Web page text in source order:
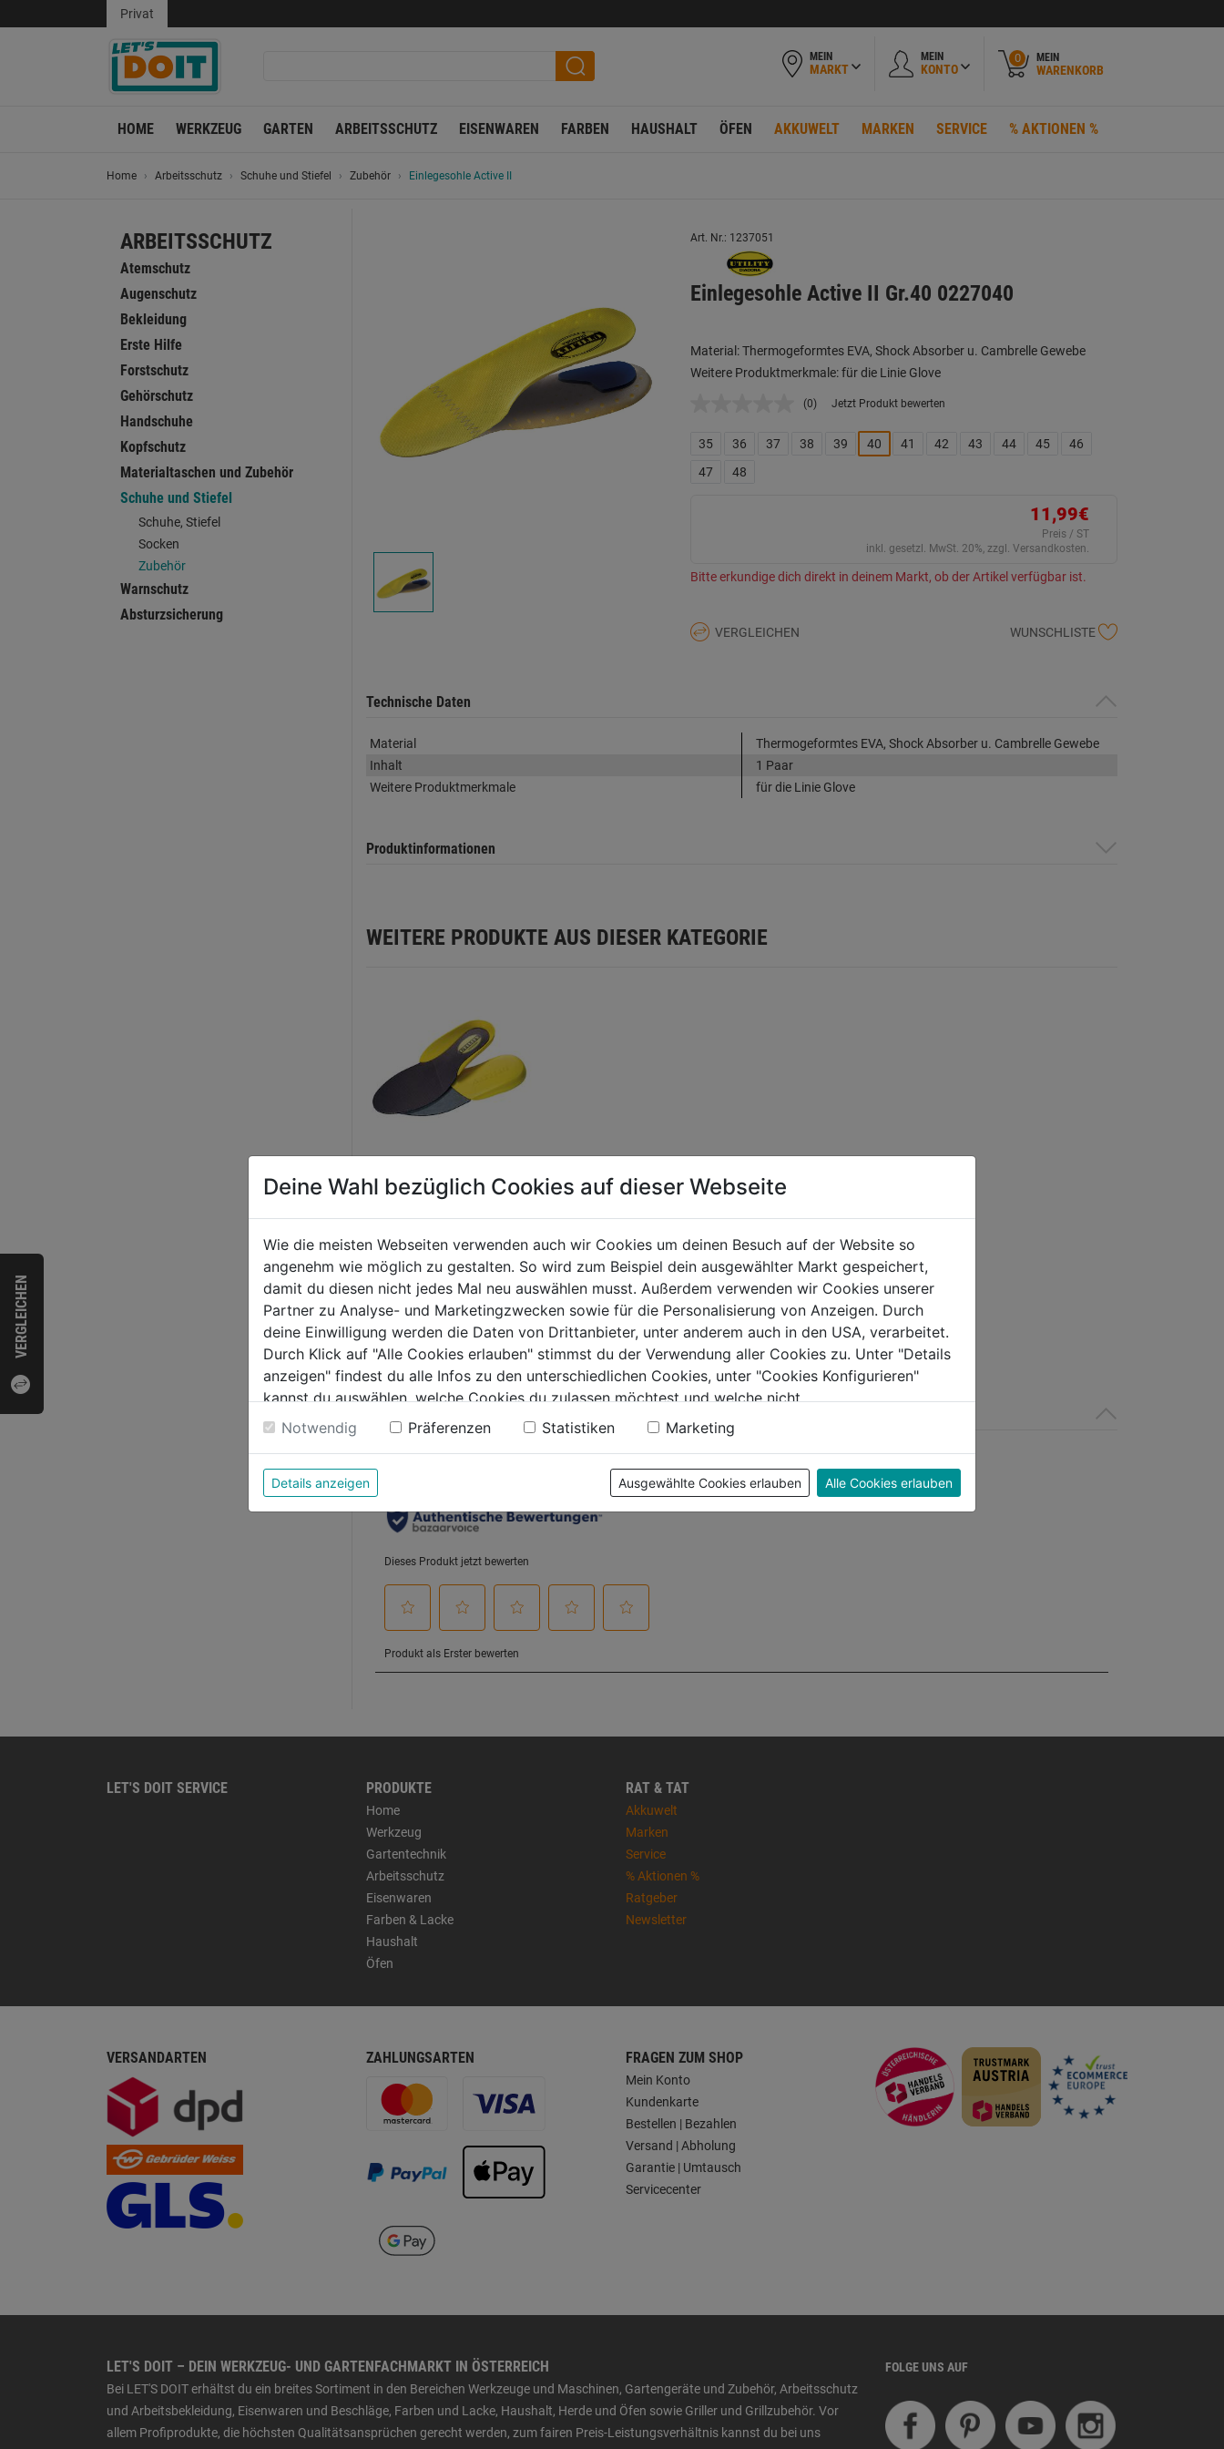
VERGLEICHEN
Privat
MEIN
MARKT
MEIN
KONTO
0 MEIN
WARENKORB
HOME WERKZEUG GARTEN ARBEITSSCHUTZ EISENWAREN FARBEN HAUSHALT ÖFEN AKKUWELT MARKEN SERVICE % AKTIONEN %
Home Arbeitsschutz Schuhe und Stiefel Zubehör Einlegesohle Active II
ARBEITSSCHUTZ
Atemschutz
Augenschutz
Bekleidung
Erste Hilfe
Forstschutz
Gehörschutz
Handschuhe
Kopfschutz
Materialtaschen und Zubehör
Schuhe und Stiefel
Schuhe, Stiefel
Socken
Zubehör
Warnschutz
Absturzsicherung
Art. Nr.: 1237051
Einlegesohle Active II Gr.40 0227040
Material: Thermogeformtes EVA, Shock Absorber u. Cambrelle Gewebe
Weitere Produktmerkmale: für die Linie Glove
Kein
Link
auf
(0) Jetzt Produkt bewerten
35 36 37 38 39 40 41 42 43 44 45
46
47
48
11,99€
Preis / ST
inkl. gesetzl. MwSt. 20%, zzgl. Versandkosten.
Bitte erkundige dich direkt in deinem Markt, ob der Artikel verfügbar ist.
VERGLEICHEN WUNSCHLISTE
Technische Daten
Material
Thermogeformtes EVA, Shock Absorber u. Cambrelle Gewebe
Inhalt
1 Paar
Weitere Produktmerkmale
für die Linie Glove
Produktinformationen
WEITERE PRODUKTE AUS DIESER KATEGORIE
Einlegesohle Every
0.0 (0)
0.0
von
5
Sternen.
14,99€
LET'S DOIT SERVICE PRODUKTE
Home
Werkzeug
Gartentechnik
Arbeitsschutz
Eisenwaren
Farben & Lacke
Haushalt
Öfen
RAT & TAT
Akkuwelt
Marken
Service
% Aktionen %
Ratgeber
Newsletter
VERSANDARTEN ZAHLUNGSARTEN FRAGEN ZUM SHOP
Mein Konto
Kundenkarte
Bestellen | Bezahlen
Versand | Abholung
Garantie | Umtausch
Servicecenter
LET'S DOIT – DEIN WERKZEUG- UND GARTENFACHMARKT IN ÖSTERREICH
Bei LET'S DOIT erhältst du ein breites Sortiment in den Bereichen Werkzeuge und Maschinen, Gartengeräte und Zubehör, Arbeitsschutz
und Arbeitsbekleidung, Eisenwaren und Beschläge, Farben und Lacke, Haushalt, Herde und Öfen sowie Griller und Grillzubehör. Vor
allem Profiprodukte, die höchsten Qualitätsansprüchen gerecht werden, zum fairen Preis-Leistungsverhältnis kannst du bei uns
FOLGE UNS AUF
Deine Wahl bezüglich Cookies auf dieser Webseite
Wie die meisten Webseiten verwenden auch wir Cookies um deinen Besuch auf der Website so
angenehm wie möglich zu gestalten. So wird zum Beispiel dein ausgewählter Markt gespeichert,
damit du diesen nicht jedes Mal neu auswählen musst. Außerdem verwenden wir Cookies unserer
Partner zu Analyse- und Marketingzwecken sowie für die Personalisierung von Anzeigen. Durch
deine Einwilligung werden die Daten von Drittanbieter, unter anderem auch in den USA, verarbeitet.
Durch Klick auf "Alle Cookies erlauben" stimmst du der Verwendung aller Cookies zu. Unter "Details
anzeigen" findest du alle Infos zu den unterschiedlichen Cookies, unter "Cookies Konfigurieren"
kannst du auswählen, welche Cookies du zulassen möchtest und welche nicht.
Weitere Informationen findest du in unserer Datenschutzerklärung
Notwendig Präferenzen Statistiken Marketing
Details anzeigen Ausgewählte Cookies erlauben Alle Cookies erlauben